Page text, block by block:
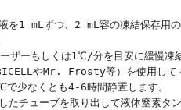
1 mLずつ、2 mL容の凍結保存用の
ザーもしくは1℃/分を目安に緩慢凍
やMr. Frosty等）を使用して
少なくとも4-6時間静置します。
チューブを取り出して液体窒素タ